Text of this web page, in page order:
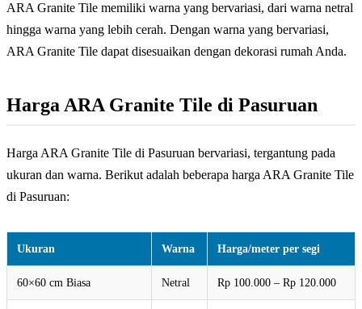
ARA Granite Tile memiliki warna yang bervariasi, dari warna netral
hingga warna yang lebih cerah. Dengan warna yang bervariasi,
ARA Granite Tile dapat disesuaikan dengan dekorasi rumah Anda.
Harga ARA Granite Tile di Pasuruan
Harga ARA Granite Tile di Pasuruan bervariasi, tergantung pada
ukuran dan warna. Berikut adalah beberapa harga ARA Granite Tile
di Pasuruan:
Ukuran Warna Harga/meter per segi
60×60 cm Biasa Netral Rp 100.000 – Rp 120.000